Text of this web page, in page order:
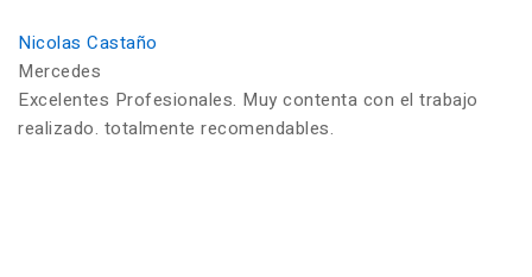
Nicolas Castaño
Mercedes
Excelentes Profesionales. Muy contenta con el trabajo
realizado. totalmente recomendables.